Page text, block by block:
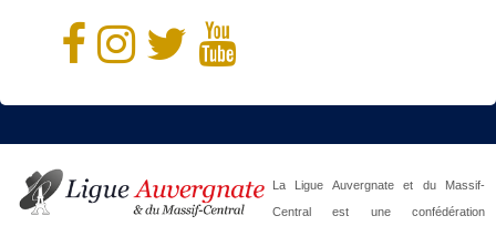
La Ligue Auvergnate et du Massif-
Central est une confédération